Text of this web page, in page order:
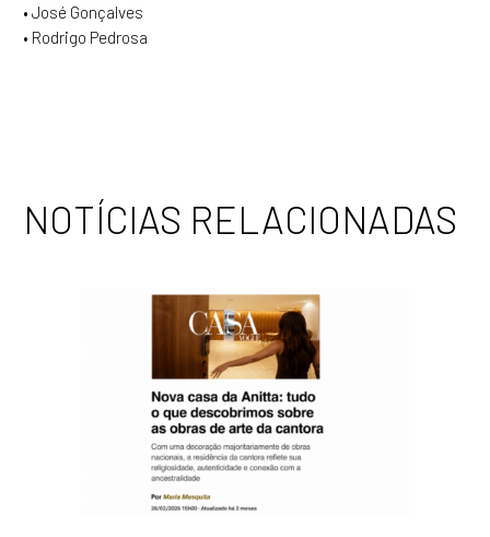
• José Gonçalves
• Rodrigo Pedrosa
NOTÍCIAS RELACIONADAS